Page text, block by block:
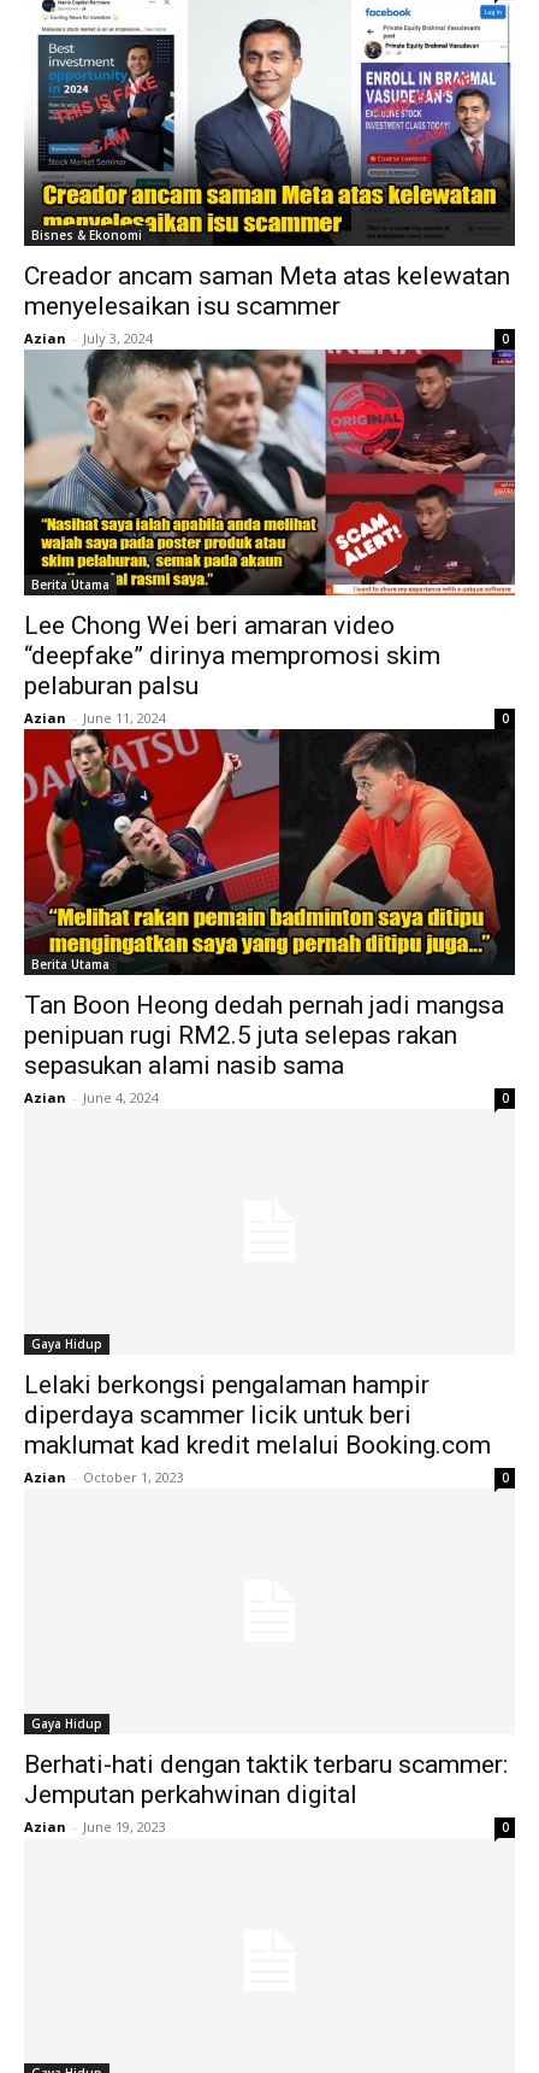
Bisnes & Ekonomi
Creador ancam saman Meta atas kelewatan
menyelesaikan isu scammer
Azian - July 3, 2024 0
Berita Utama
Lee Chong Wei beri amaran video
“deepfake” dirinya mempromosi skim
pelaburan palsu
Azian - June 11, 2024 0
Berita Utama
Tan Boon Heong dedah pernah jadi mangsa
penipuan rugi RM2.5 juta selepas rakan
sepasukan alami nasib sama
Azian - June 4, 2024 0
Gaya Hidup
Lelaki berkongsi pengalaman hampir
diperdaya scammer licik untuk beri
maklumat kad kredit melalui Booking.com
Azian - October 1, 2023 0
Gaya Hidup
Berhati-hati dengan taktik terbaru scammer:
Jemputan perkahwinan digital
Azian - June 19, 2023 0